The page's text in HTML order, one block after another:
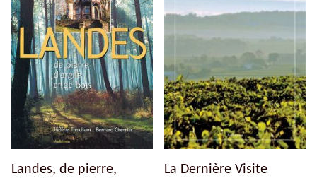
Landes, de pierre,
La Dernière Visite